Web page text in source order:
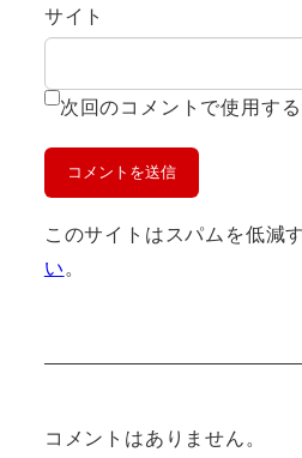
サイト
次回のコメントで使用す
このサイトはスパムを低減
い。
コメントはありません。